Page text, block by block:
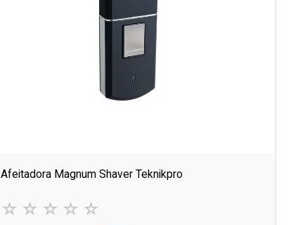
Afeitadora Magnum Shaver Teknikpro
☆ ☆ ☆ ☆ ☆